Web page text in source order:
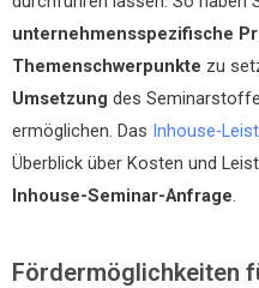
unternehmensspezifische
Themenschwerpunkte zu
Umsetzung des
ermöglichen. Das Inhouse-
Überblick über Kosten und
Inhouse-Seminar-Anfrage.
Fördermöglichkeiten